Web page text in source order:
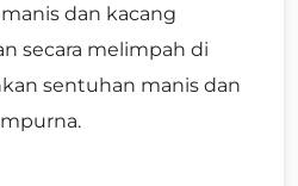
dan kacang
secara melimpah di
sentuhan manis dan